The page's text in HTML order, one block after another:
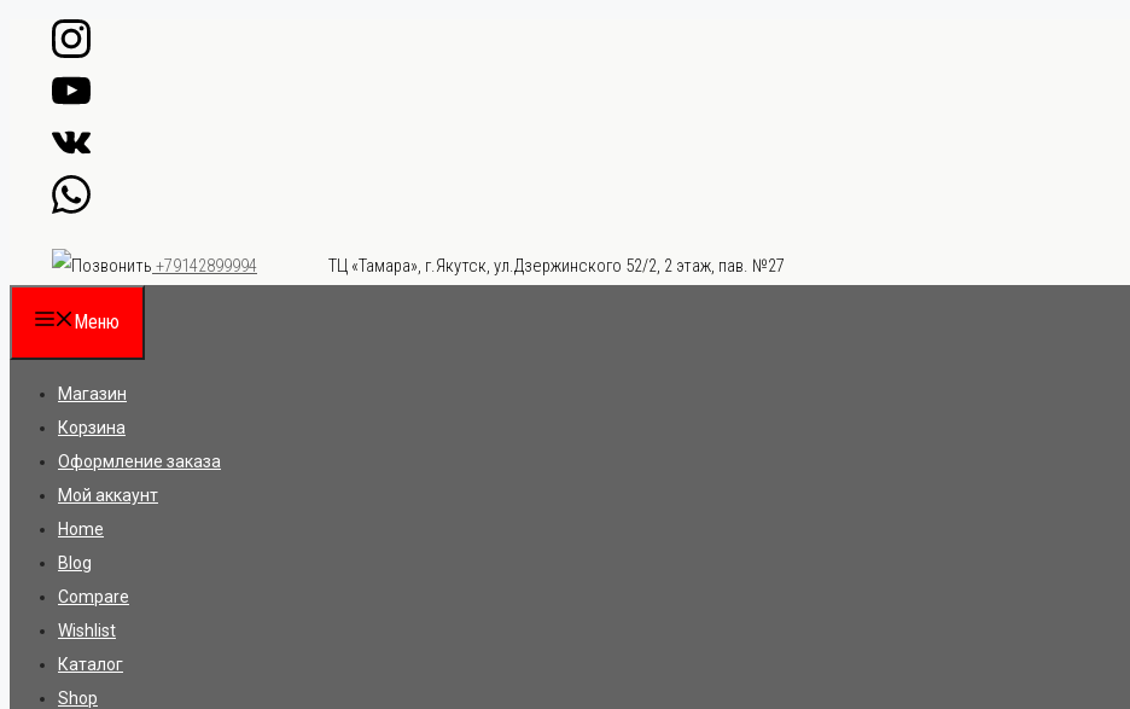
Перейти
содержимому
+79142899994 ТЦ «Тамара», г.Якутск, ул.Дзержинского 52/2, 2 этаж, пав. №27
Меню
Магазин
Корзина
Оформление заказа
Мой аккаунт
Home
Blog
Compare
Wishlist
Каталог
Shop